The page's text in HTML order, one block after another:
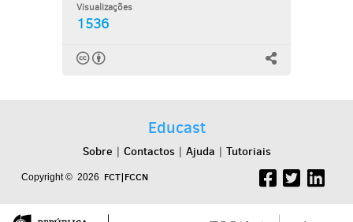
Visualizações
1536
Educast
Sobre | Contactos| Ajuda | Tutoriais
Copyright © 2026 FCT|FCCN